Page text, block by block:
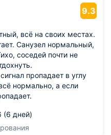
9.3
всё на своих местах.
Санузел нормальный,
соседей почти не
пропадает в углу
нормально, а если
(6 дней)